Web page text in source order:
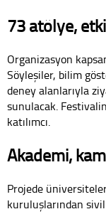
73 atölye,
Organizasyon
Söyleşiler, bilim
deney alanlarıyla
sunulacak.
katılımcı.
Akademi,
Projede
kuruluşlarından